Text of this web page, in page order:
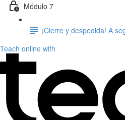
Módulo 7
¡Cierre y despedida! A
Teach online with